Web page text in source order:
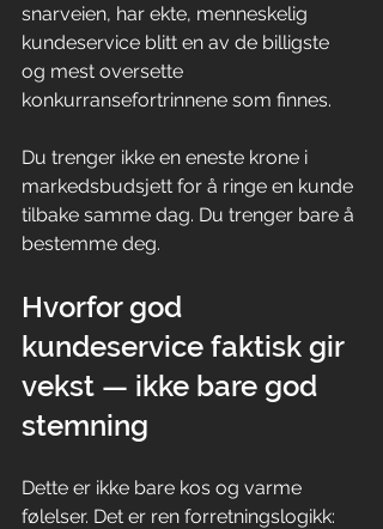
snarveien, har ekte, menneskelig
kundeservice blitt en av de billigste
og mest oversette
konkurransefortrinnene som finnes.
Du trenger ikke en eneste krone i
markedsbudsjett for å ringe en kunde
tilbake samme dag. Du trenger bare å
bestemme deg.
Hvorfor god
kundeservice faktisk gir
vekst — ikke bare god
stemning
Dette er ikke bare kos og varme
følelser. Det er ren forretningslogikk: